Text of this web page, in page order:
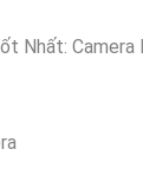
Nhất: